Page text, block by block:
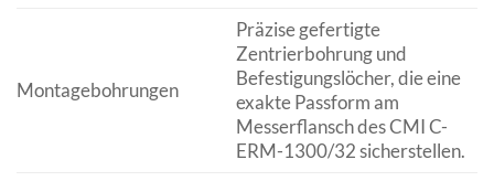
Montagebohrungen
Präzise gefertigte
Zentrierbohrung und
Befestigungslöcher, die eine
exakte Passform am
Messerflansch des CMI C-
ERM-1300/32 sicherstellen.